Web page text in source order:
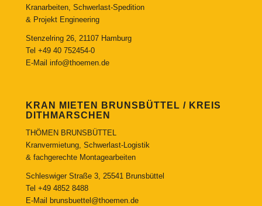
Kranarbeiten, Schwerlast-Spedition
& Projekt Engineering
Stenzelring 26, 21107 Hamburg
Tel +49 40 752454-0
E-Mail info@thoemen.de
KRAN MIETEN BRUNSBÜTTEL / KREIS
DITHMARSCHEN
THÖMEN BRUNSBÜTTEL
Kranvermietung, Schwerlast-Logistik
& fachgerechte Montagearbeiten
Schleswiger Straße 3, 25541 Brunsbüttel
Tel +49 4852 8488
E-Mail
brunsbuettel@thoemen.de